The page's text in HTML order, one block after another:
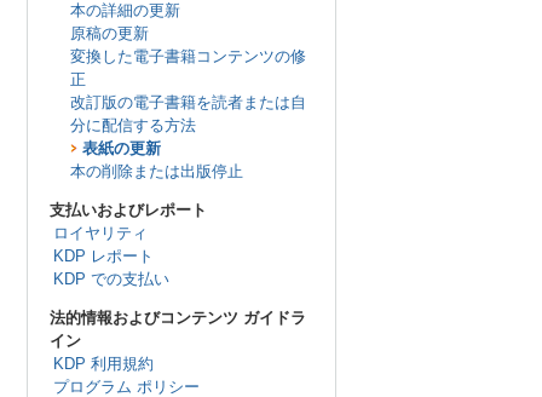
本の詳細の更新
原稿の更新
変換した電子書籍コンテンツの修
正
改訂版の電子書籍を読者または自
分に配信する方法
表紙の更新
本の削除または出版停止
支払いおよびレポート
ロイヤリティ
KDP レポート
KDP での支払い
法的情報およびコンテンツ ガイドラ
イン
KDP 利用規約
プログラム ポリシー